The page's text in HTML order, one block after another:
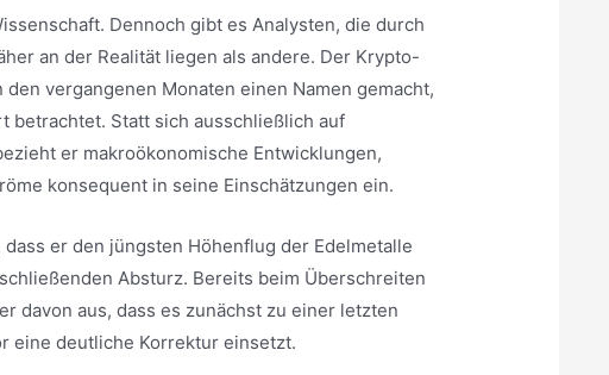
Dennoch gibt es Analysten, die durch
an der Realität liegen als andere. Der Krypto-
den vergangenen Monaten einen Namen gemacht,
Statt sich ausschließlich auf
er makroökonomische Entwicklungen,
konsequent in seine Einschätzungen ein.
er den jüngsten Höhenflug der Edelmetalle
Absturz. Bereits beim Überschreiten
davon aus, dass es zunächst zu einer letzten
eine deutliche Korrektur einsetzt.